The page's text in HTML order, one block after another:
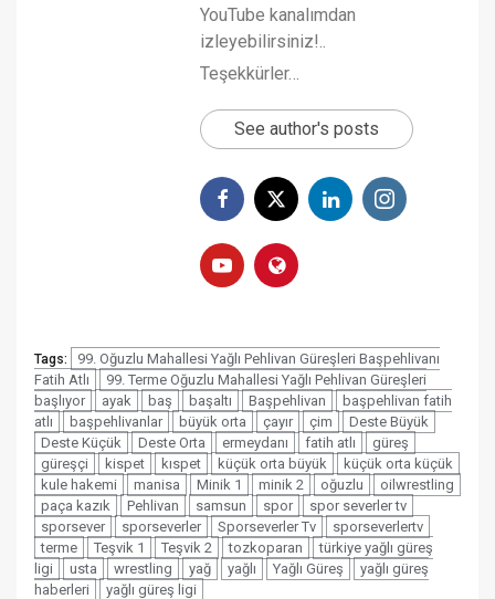
YouTube kanalımdan
izleyebilirsiniz!..
Teşekkürler…
See author's posts
Tags:
99. Oğuzlu Mahallesi Yağlı Pehlivan Güreşleri Başpehlivanı
Fatih Atlı
99. Terme Oğuzlu Mahallesi Yağlı Pehlivan Güreşleri
başlıyor
ayak baş başaltı Başpehlivan
başpehlivan fatih
atlı
başpehlivanlar büyük orta çayır çim
Deste Büyük
Deste Küçük
Deste Orta ermeydanı fatih atlı
güreş
güreşçi
kispet kıspet küçük orta büyük
küçük orta küçük
kule hakemi
manisa Minik 1 minik 2 oğuzlu
oilwrestling
paça kazık
Pehlivan samsun spor
spor severler tv
sporsever
sporseverler Sporseverler Tv
sporseverlertv
terme
Teşvik 1 Teşvik 2 tozkoparan
türkiye yağlı güreş
ligi
usta wrestling yağ yağlı Yağlı Güreş
yağlı güreş
haberleri
yağlı güreş ligi